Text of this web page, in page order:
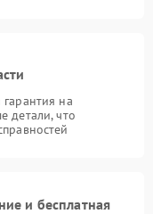
на
детали, что
и бесплатная